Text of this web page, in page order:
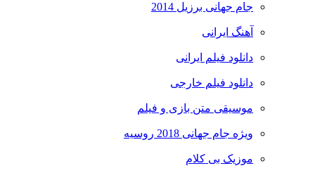
جام جهانی برزیل 2014
آهنگ ایرانی
دانلود فیلم ایرانی
دانلود فیلم خارجی
موسیقی متن بازی و فیلم
ویژه جام جهانی 2018 روسیه
موزیک بی کلام